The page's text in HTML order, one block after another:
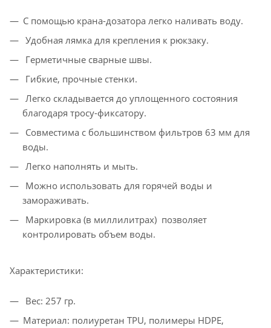
С помощью крана-дозатора легко наливать воду.
Удобная лямка для крепления к рюкзаку.
Герметичные сварные швы.
Гибкие, прочные стенки.
Легко складывается до уплощенного состояния
благодаря тросу-фиксатору.
Совместима с большинством фильтров 63 мм для
воды.
Легко наполнять и мыть.
Можно использовать для горячей воды и
замораживать.
Маркировка (в миллилитрах) позволяет
контролировать объем воды.
Характеристики:
Вес: 257 гр.
Материал: полиуретан TPU, полимеры HDPE,